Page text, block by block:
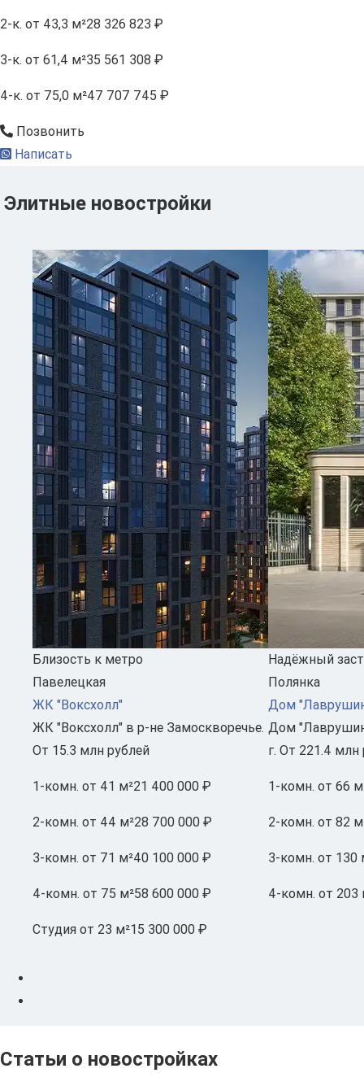
2-к. от 43,3 м²28 326 823 ₽
3-к. от 61,4 м²35 561 308 ₽
4-к. от 75,0 м²47 707 745 ₽
Позвонить
Написать
Элитные новостройки
Близость к метро
Павелецкая
ЖК "Воксхолл"
ЖК "Воксхолл" в р-не Замоскворечье.
От 15.3 млн рублей
1-комн. от 41 м²21 400 000 ₽
2-комн. от 44 м²28 700 000 ₽
3-комн. от 71 м²40 100 000 ₽
4-комн. от 75 м²58 600 000 ₽
Студия от 23 м²15 300 000 ₽
Надёжный
Полянка
Дом
Дом
г. От 221.4 млн
1-комн. от 66
2-комн. от 82
3-комн. от 130
4-комн. от 203
Статьи о новостройках